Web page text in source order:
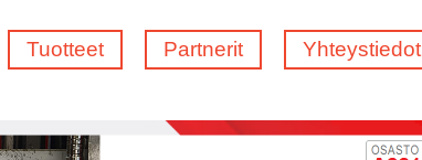
Tuotteet Partnerit Yhteystiedot